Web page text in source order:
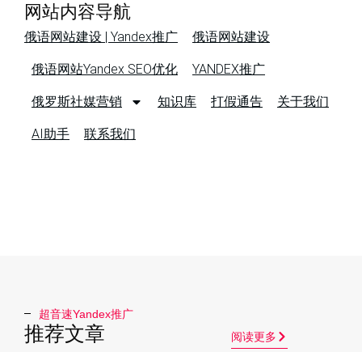
网站内容导航
俄语网站建设 | Yandex推广 俄语网站建设
俄语网站Yandex SEO优化 YANDEX推广
俄罗斯社媒营销 知识库 打假通告 关于我们
AI助手 联系我们
超音速Yandex推广​
推荐文章 阅读更多